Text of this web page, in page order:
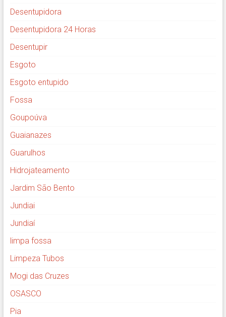
Desentupidora
Desentupidora 24 Horas
Desentupir
Esgoto
Esgoto entupido
Fossa
Goupoúva
Guaianazes
Guarulhos
Hidrojateamento
Jardim São Bento
Jundiai
Jundiaí
limpa fossa
Limpeza Tubos
Mogi das Cruzes
OSASCO
Pia